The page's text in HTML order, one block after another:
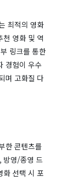
최적의 영화
천 영화 및 역
링크를 통한
경험이 우수
며 고화질 다
한 콘텐츠를
방영/종영 드
화 선택 시 포